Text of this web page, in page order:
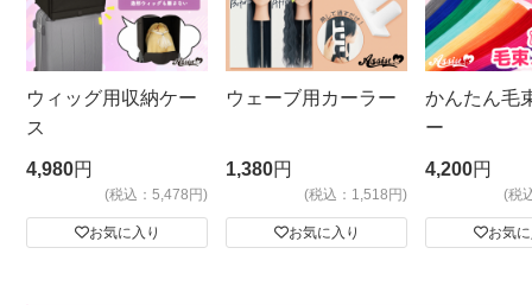
ウィッグ用収納ケー
ス
4,980円
(税込：5,478円)
お気に入り
ウェーブ用カーラー
1,380円
(税込：1,518円)
お気に入り
かんたん毛
ー
4,200円
(税
お気